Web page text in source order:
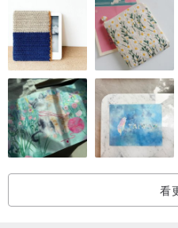
（周六、日及国定假日为公休日。）
商品将透过日本邮政寄送。
从日本寄往亚洲地区：预计约10
恕不提供顺丰快递或便利商店取货
・关于尺寸
本店所有作品均为均码。
由于为手工制作，可能会有约1厘
作品长度标示包含蟹钳扣或问号
看